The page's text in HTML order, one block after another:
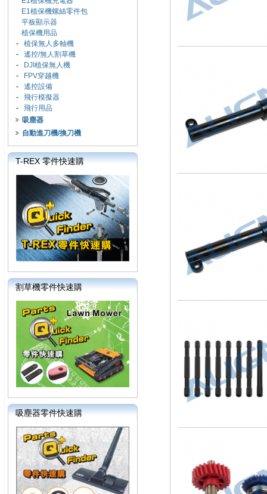
E1植保機螺絲零件包
平板顯示器
植保機用品
- 植保無人多軸機
- 遙控/無人割草機
-
DJI植保無人機
-
FPV穿越機
- 遙控設備
- 飛行模擬器
- 飛行用品
吸塵器
自動進刀機/換刀機
T-REX 零件快速購
割草機零件快速購
吸塵器零件快速購